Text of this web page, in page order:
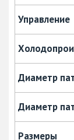
Управление
Диаметр
Диаметр
Размеры